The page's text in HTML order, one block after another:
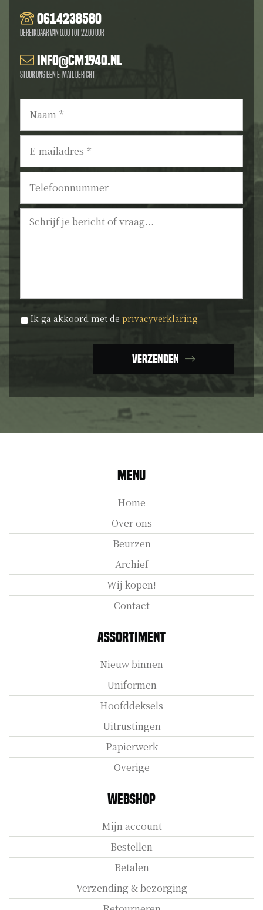
0614238580
Bereikbaar van 8.00 tot 22.00 uur
info@cm1940.nl
Stuur ons een e-mail bericht
Naam *
E-
mailadres *
Telefoonnummer
Bericht
Privacyverklaring *
Ik ga akkoord met de privacyverklaring
Verzenden
Menu
Home
Over ons
Beurzen
Archief
Wij kopen!
Contact
Assortiment
Nieuw binnen
Uniformen
Hoofddeksels
Uitrustingen
Papierwerk
Overige
Webshop
Mijn account
Bestellen
Betalen
Verzending & bezorging